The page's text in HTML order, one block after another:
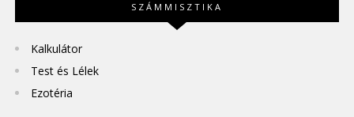
SZÁMMISZTIKA
Kalkulátor
Test és Lélek
Ezotéria